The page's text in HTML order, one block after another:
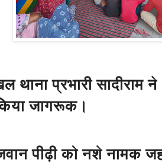
थाना प्रभारी
जागरूक।
पीढ़ी को नशे नामक